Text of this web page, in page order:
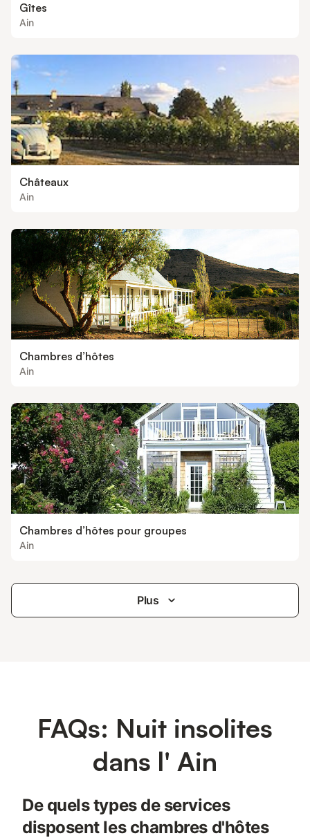
Gîtes
Ain
Châteaux
Ain
Chambres d’hôtes
Ain
Chambres d’hôtes pour groupes
Ain
Plus
FAQs: Nuit insolites
dans l' Ain
De quels types de services
disposent les chambres d'hôtes